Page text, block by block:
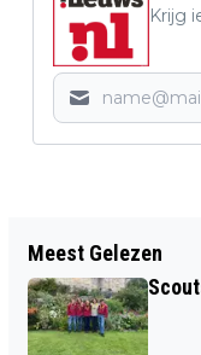
Krijg
POELEN
RHEDEN
Meest Gelezen